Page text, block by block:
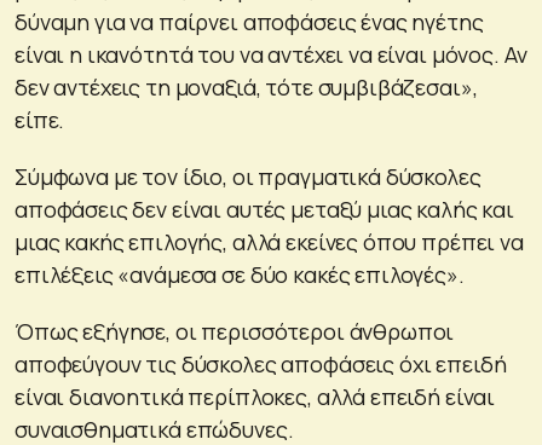
δύναμη για να παίρνει αποφάσεις ένας ηγέτης
είναι η ικανότητά του να αντέχει να είναι μόνος. Αν
δεν αντέχεις τη μοναξιά, τότε συμβιβάζεσαι»,
είπε.
Σύμφωνα με τον ίδιο, οι πραγματικά δύσκολες
αποφάσεις δεν είναι αυτές μεταξύ μιας καλής και
μιας κακής επιλογής, αλλά εκείνες όπου πρέπει να
επιλέξεις «ανάμεσα σε δύο κακές επιλογές».
Όπως εξήγησε, οι περισσότεροι άνθρωποι
αποφεύγουν τις δύσκολες αποφάσεις όχι επειδή
είναι διανοητικά περίπλοκες, αλλά επειδή είναι
συναισθηματικά επώδυνες.